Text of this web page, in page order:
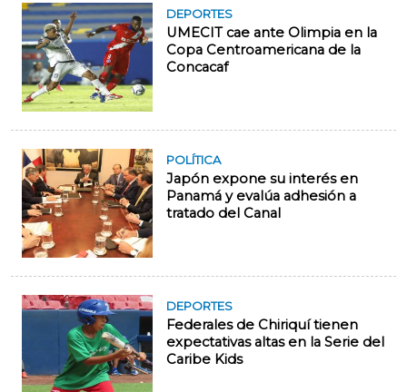
DEPORTES
UMECIT cae ante Olimpia en la
Copa Centroamericana de la
Concacaf
POLÍTICA
Japón expone su interés en
Panamá y evalúa adhesión a
tratado del Canal
DEPORTES
Federales de Chiriquí tienen
expectativas altas en la Serie del
Caribe Kids